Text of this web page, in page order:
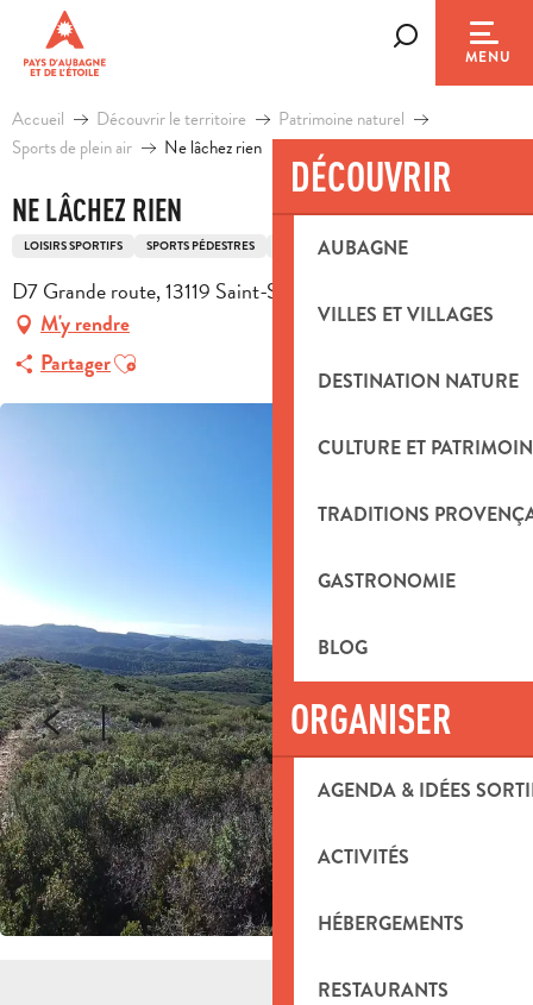
contenu
principal
MENU
DÉCOUVRIR
AUBAGNE
VILLES ET VILLAGES
DESTINATION NATURE
CULTURE ET
TRADITIONS
GASTRONOMIE
BLOG
ORGANISER
AGENDA & IDÉES
ACTIVITÉS
HÉBERGEMENTS
RESTAURANTS
Accueil Découvrir le territoire
Patrimoine naturel
Sports de plein air
Ne lâchez rien
NE LÂCHEZ RIEN
LOISIRS SPORTIFS SPORTS PÉDESTRES ITINÉRAIRE DE TRAIL
D7 Grande route, 13119 Saint-Savournin
M'y rendre
PartagerAjouter aux favoris